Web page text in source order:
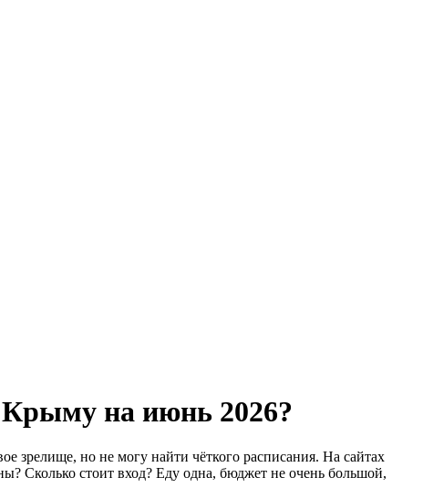
Крыму на июнь 2026?
зрелище, но не могу найти чёткого расписания. На сайтах
Сколько стоит вход? Еду одна, бюджет не очень большой,